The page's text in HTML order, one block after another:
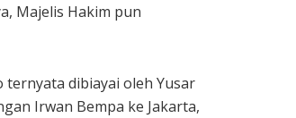
Majelis Hakim pun
dibiayai oleh Yusar
Irwan Bempa ke Jakarta,